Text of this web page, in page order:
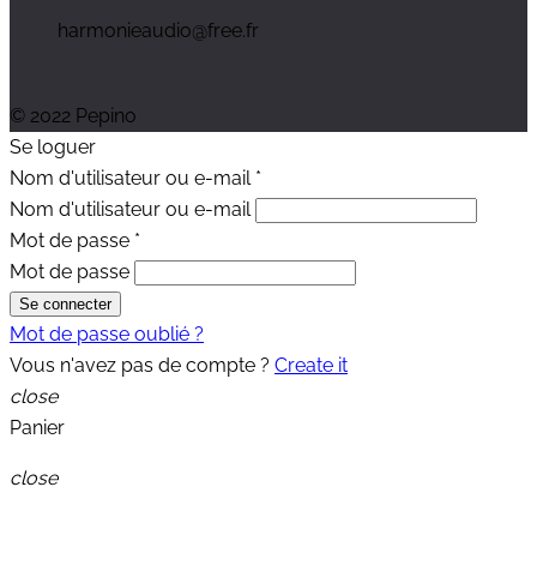
harmonieaudio@free.fr
© 2022 Pepino
Se loguer
Nom d'utilisateur ou e-mail *
Nom d'utilisateur ou e-mail
Mot de passe *
Mot de passe
Se connecter
Mot de passe oublié ?
Vous n'avez pas de compte ? Create it
close
Panier
close